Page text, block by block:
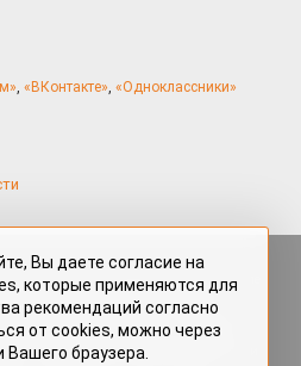
, «ВКонтакте», «Одноклассники»
размещённые на портале
нештатными авторами
авторского права. Полное или
размещённых на портале
с письменного согласия редакции
Вы даете согласие на
которые применяются для
рекомендаций согласно
от cookies, можно через
Вашего браузера.